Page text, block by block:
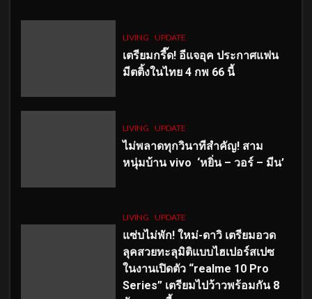
LIVING UPDATE
เตรียมกรี๊ด! อีแจอุค ประกาศแฟน
มีตติ้งในไทย 4 กพ 66 นี้
LIVING UPDATE
ไม่พลาดทุกวินาทีสำคัญ! สาม
หนุ่มบ้าน vivo ‘หยิ่น – วอร์ – มีน’
LIVING UPDATE
แซ่บไม่พัก! ใหม่-ดาวิ เตรียมอวด
ลุคสวยทะลุมิติแบบไฮเปอร์สเปซ
ในงานเปิดตัว “realme 10 Pro
Series” เตรียมไปว้าวพร้อมกัน 8